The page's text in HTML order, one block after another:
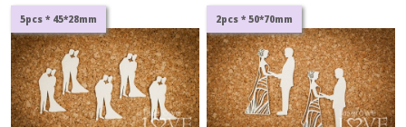
5pcs * 45*28mm 2pcs * 50*70mm